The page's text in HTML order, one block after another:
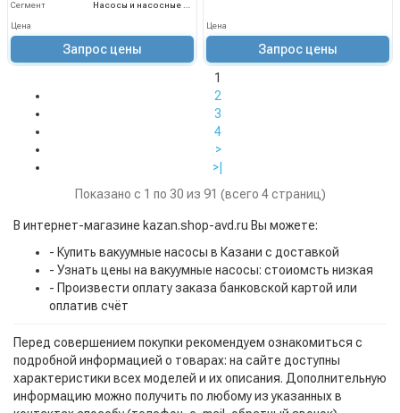
Сегмент
Насосы и насосные станции
Цена
Запрос цены
Цена
Запрос цены
1
2
3
4
>
>|
Показано с 1 по 30 из 91 (всего 4 страниц)
В интернет-магазине kazan.shop-avd.ru Вы можете:
- Купить вакуумные насосы в Казани с доставкой
- Узнать цены на вакуумные насосы: стоиомсть низкая
- Произвести оплату заказа банковской картой или
оплатив счёт
Перед совершением покупки рекомендуем ознакомиться с
подробной информацией о товарах: на сайте доступны
характеристики всех моделей и их описания. Дополнительную
информацию можно получить по любому из указанных в